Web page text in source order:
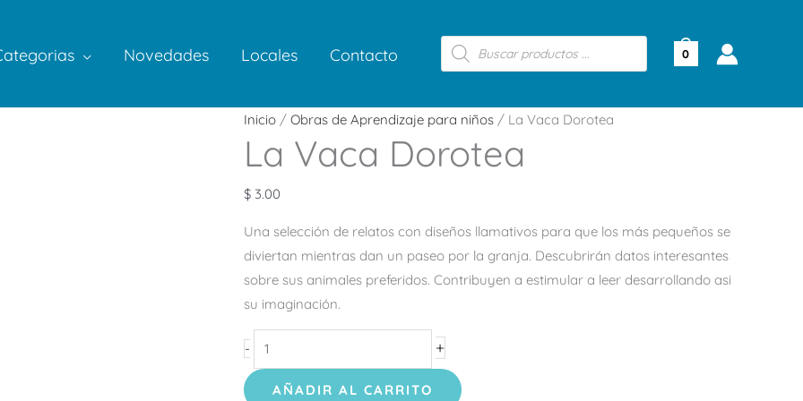
Novedades Locales Contacto
Búsqueda
de
productos
0
Inicio / Obras de Aprendizaje para niños / La Vaca Dorotea
La Vaca Dorotea
$ 3.00
Una selección de relatos con diseños llamativos para que los más pequeños se
diviertan mientras dan un paseo por la granja. Descubrirán datos interesantes
sobre sus animales preferidos. Contribuyen a estimular a leer desarrollando asi
su imaginación.
-
La
Dorotea
cantidad
+
AÑADIR AL CARRITO